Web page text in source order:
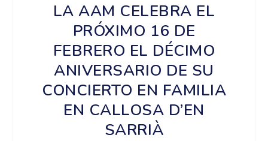
LA AAM CELEBRA EL
PRÓXIMO 16 DE
FEBRERO EL DÉCIMO
ANIVERSARIO DE SU
CONCIERTO EN FAMILIA
EN CALLOSA D’EN
SARRIÀ